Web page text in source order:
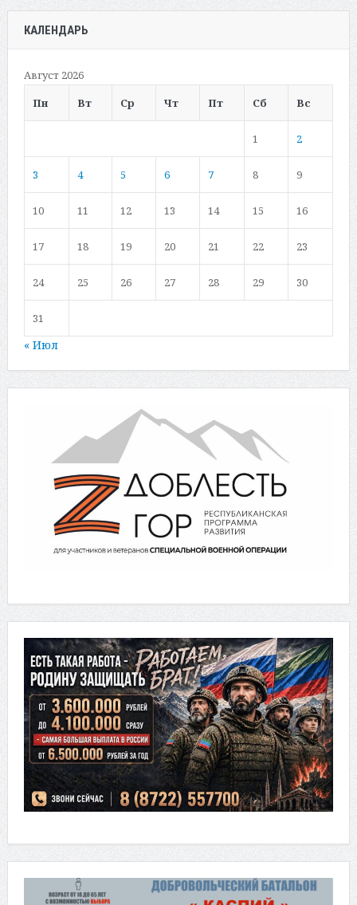
КАЛЕНДАРЬ
Август 2026
Пн
Вт Ср Чт Пт Сб Вс
1 2
3 4 5 6 7 8 9
10 11 12 13 14 15 16
17 18 19 20 21 22 23
24 25 26 27 28 29 30
31
« Июл